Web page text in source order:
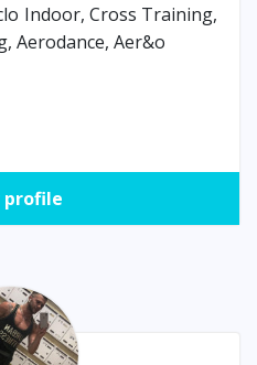
Indoor, Cross Training,
Aerodance, Aer&o
profile